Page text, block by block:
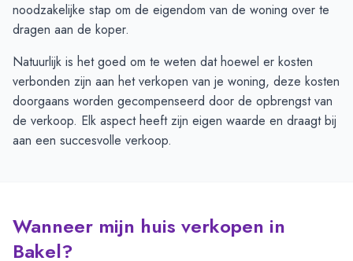
noodzakelijke stap om de eigendom van de woning over te
dragen aan de koper.
Natuurlijk is het goed om te weten dat hoewel er kosten
verbonden zijn aan het verkopen van je woning, deze kosten
doorgaans worden gecompenseerd door de opbrengst van
de verkoop. Elk aspect heeft zijn eigen waarde en draagt bij
aan een succesvolle verkoop.
Wanneer mijn huis verkopen in
Bakel?